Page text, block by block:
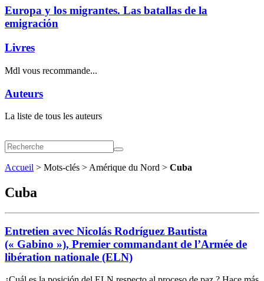
Europa y los migrantes. Las batallas de la
emigración
Livres
Mdl vous recommande...
Auteurs
La liste de tous les auteurs
Accueil > Mots-clés > Amérique du Nord > Cuba
Cuba
Entretien avec Nicolás Rodríguez Bautista
(« Gabino »), Premier commandant de l’Armée de
libération nationale (ELN)